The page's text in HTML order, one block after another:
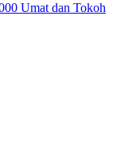
Umat dan Tokoh